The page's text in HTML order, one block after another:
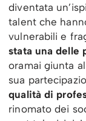
diventata
talent che
vulnerabili e
stata una delle
oramai giunta
sua
qualità di
rinomato dei